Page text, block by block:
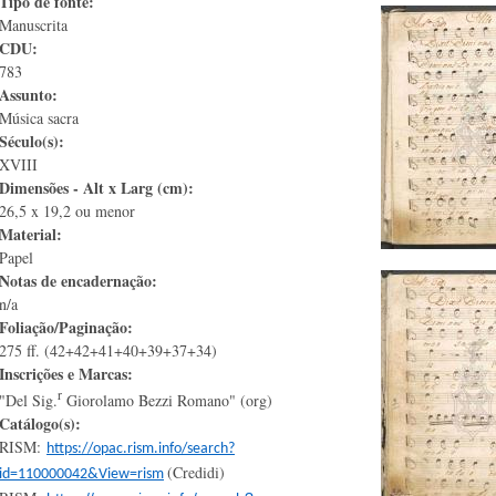
Manuscrita
CDU:
783
Assunto:
Música sacra
Século(s):
XVIII
Dimensões - Alt x Larg (cm):
26,5 x 19,2 ou menor
Material:
Papel
Notas de encadernação:
n/a
Foliação/Paginação:
275 ff. (42+42+41+40+39+37+34)
Inscrições e Marcas:
"Del Sig.r Giorolamo Bezzi Romano" (org)
Catálogo(s):
RISM: https://opac.rism.info/search?
id=110000042&View=rism (Credidi)